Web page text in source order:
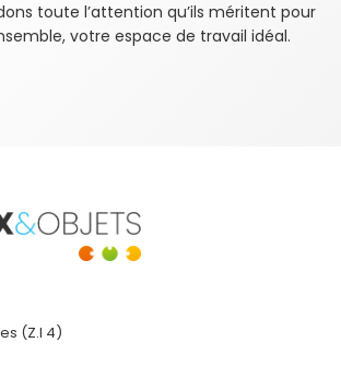
toute l’attention qu’ils méritent pour
votre espace de travail idéal.
(Z.I 4)